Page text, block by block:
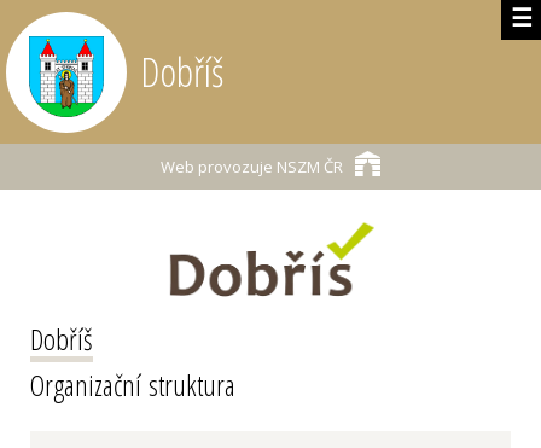
☰
Dobříš
Web provozuje NSZM ČR
Dobříš
Organizační struktura